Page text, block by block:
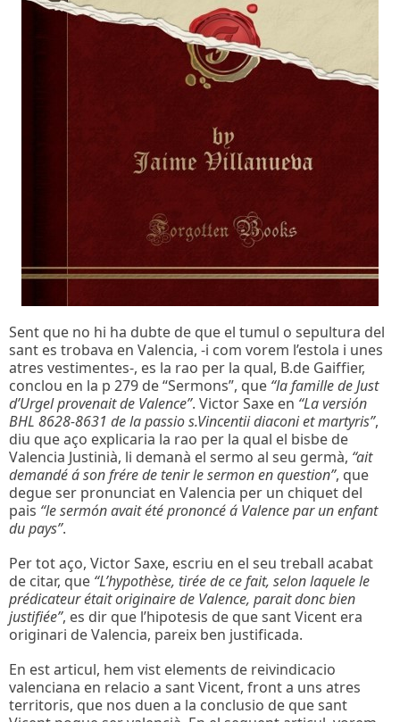
Sent que no hi ha dubte de que el tumul o sepultura del
sant es trobava en Valencia, -i com vorem l’estola i unes
atres vestimentes-, es la rao per la qual, B.de Gaiffier,
conclou en la p 279 de “Sermons”, que “la famille de Just
d’Urgel provenait de Valence”. Victor Saxe en “La versión
BHL 8628-8631 de la passio s.Vincentii diaconi et martyris”,
diu que aço explicaria la rao per la qual el bisbe de
Valencia Justinià, li demanà el sermo al seu germà, “ait
demandé á son frére de tenir le sermon en question”, que
degue ser pronunciat en Valencia per un chiquet del
pais “le sermón avait été prononcé á Valence par un enfant
du pays”.
Per tot aço, Victor Saxe, escriu en el seu treball acabat
de citar, que “L’hypothèse, tirée de ce fait, selon laquele le
prédicateur était originaire de Valence, parait donc bien
justifiée”, es dir que l’hipotesis de que sant Vicent era
originari de Valencia, pareix ben justificada.
En est articul, hem vist elements de reivindicacio
valenciana en relacio a sant Vicent, front a uns atres
territoris, que nos duen a la conclusio de que sant